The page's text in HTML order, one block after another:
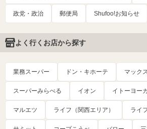
政党・政治 郵便局 Shufoo!お知らせ
よく行くお店から探す
業務スーパー ドン・キホーテ マック
スーパーみらべる イオン イトーヨー
マルエツ ライフ（関西エリア） ライ